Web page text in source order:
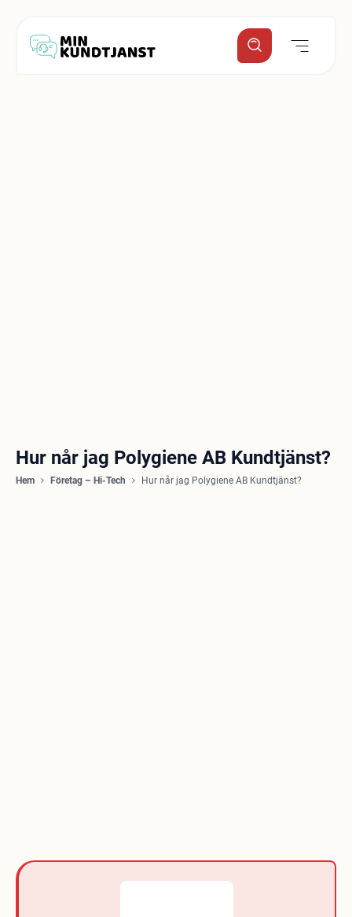
Hur når jag Polygiene AB Kundtjänst?
Hem Företag – Hi-Tech Hur når jag Polygiene AB Kundtjänst?